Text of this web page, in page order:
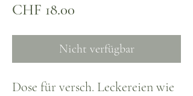
CHF 18.00
Nicht verfügbar
Dose für versch. Leckereien wie